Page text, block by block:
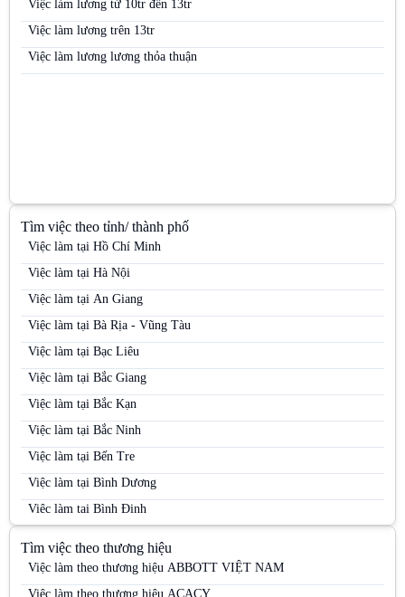
Việc làm Việc làm thời vụ
Việc làm Việc làm văn phòng
Việc làm lương từ 10tr đến 13tr
Việc làm lương trên 13tr
Việc làm lương lương thỏa thuận
Tìm việc theo tỉnh/ thành phố
Việc làm tại Hồ Chí Minh
Việc làm tại Hà Nội
Việc làm tại An Giang
Việc làm tại Bà Rịa - Vũng Tàu
Việc làm tại Bạc Liêu
Việc làm tại Bắc Giang
Việc làm tại Bắc Kạn
Việc làm tại Bắc Ninh
Việc làm tại Bến Tre
Việc làm tại Bình Dương
Việc làm tại Bình Định
Việc làm tại Bình Thuận
Việc làm tại Cà Mau
Tìm việc theo thương hiệu
Việc làm theo thương hiệu ABBOTT VIỆT NAM
Việc làm theo thương hiệu ACACY